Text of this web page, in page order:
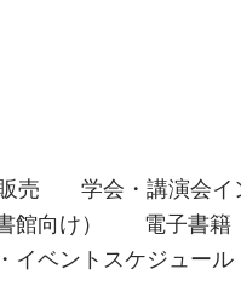
売
学会・講演会イ
館向け）
電子書籍
イベントスケジュール